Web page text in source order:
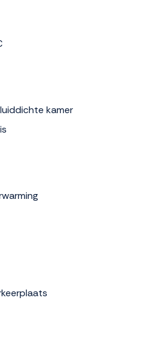
kamer